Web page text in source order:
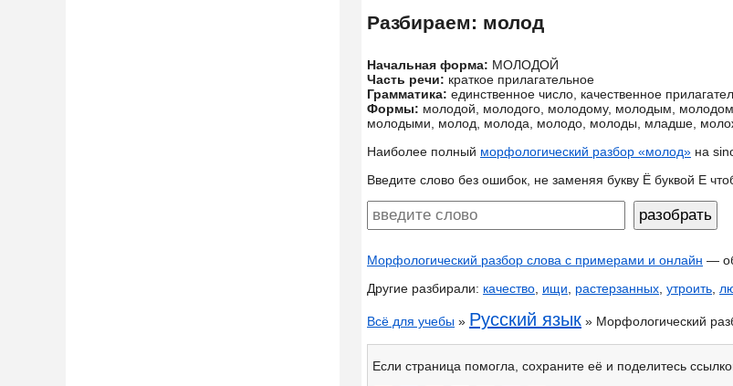
Разбираем: молод
Начальная форма: МОЛОДОЙ
Часть речи: краткое прилагательное
Грамматика: единственное число, качественное
Формы: молодой, молодого, молодому, молодым,
молодыми, молод, молода, молодо, молоды, младше,
Наиболее полный морфологический разбор «молод» на
Введите слово без ошибок, не заменяя букву Ё буквой Е
Морфологический разбор слова с примерами и онлайн —
Другие разбирали: качество ищи растерзанных утроить
Всё для учебы » Русский язык » Морфологический
Если страница помогла, сохраните её и поделитесь